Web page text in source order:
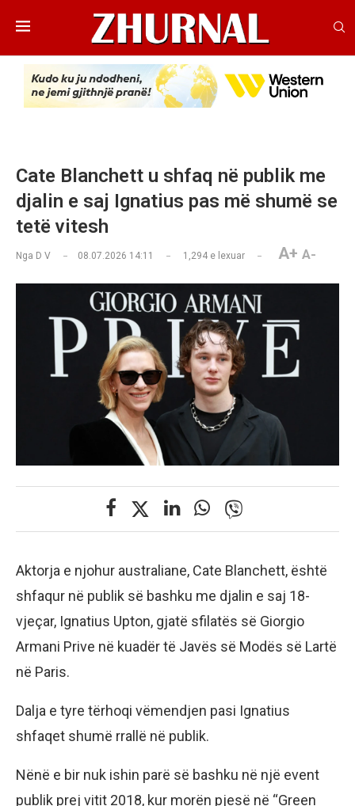
Cate Blanchett u shfaq në publik me
djalin e saj Ignatius pas më shumë se
tetë vitesh
Nga D V 08.07.2026 14:11 1,294 e lexuar A+ A-
Aktorja e njohur australiane, Cate Blanchett, është
shfaqur në publik së bashku me djalin e saj 18-
vjeçar, Ignatius Upton, gjatë sfilatës së Giorgio
Armani Prive në kuadër të Javës së Modës së Lartë
në Paris.
Dalja e tyre tërhoqi vëmendjen pasi Ignatius
shfaqet shumë rrallë në publik.
Nënë e bir nuk ishin parë së bashku në një event
publik prej vitit 2018, kur morën pjesë në “Green